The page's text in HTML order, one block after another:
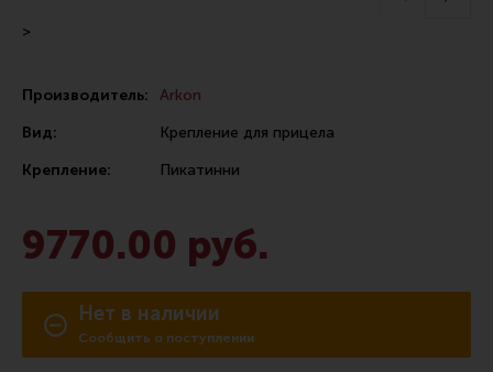
Фонари и ЛЦУ
Тюнинг для пистолетов
Идеи для подарков
Магазин для тех, кто стреляет
Каталог товаров для стрельбы
>
Производитель:
Arkon
Вид:
Крепление для прицела
Крепление:
Пикатинни
9770.00 руб.
Нет в наличии
Сообщить о поступлении